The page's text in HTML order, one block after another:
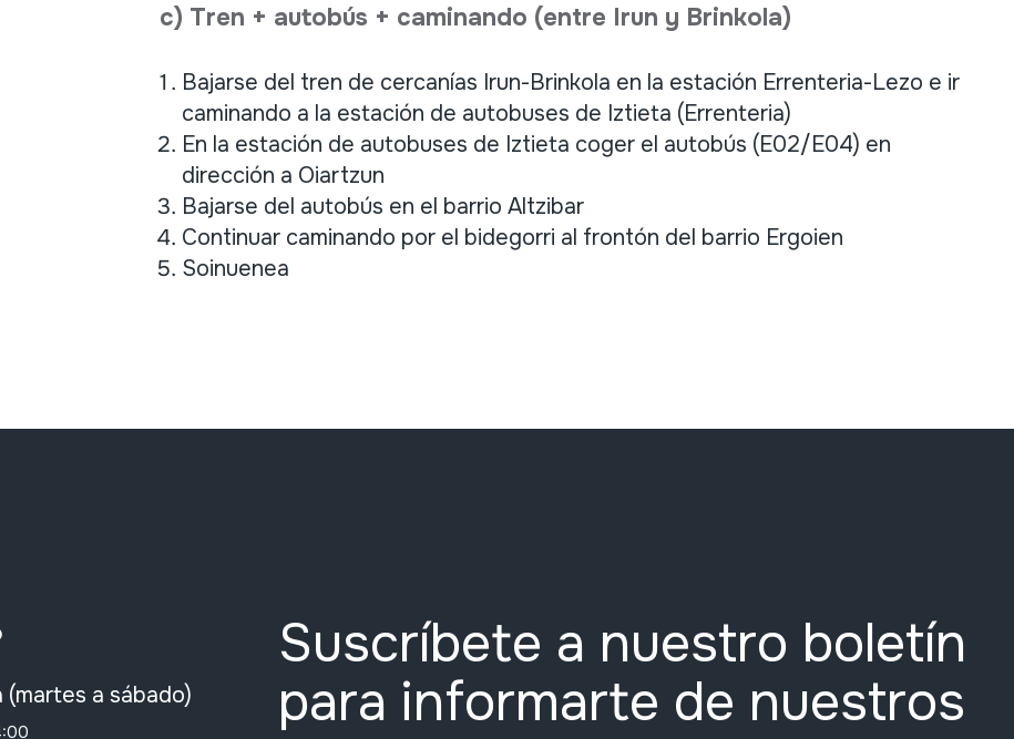
c) Tren + autobús + caminando (entre Irun y Brinkola)
Bajarse del tren de cercanías Irun-Brinkola en la estación Errenteria-Lezo e ir
caminando a la estación de autobuses de Iztieta (Errenteria)
En la estación de autobuses de Iztieta coger el autobús (E02/E04) en
dirección a Oiartzun
Bajarse del autobús en el barrio Altzibar
Continuar caminando por el bidegorri al frontón del barrio Ergoien
Soinuenea
(martes a sábado)
Suscríbete a nuestro boletín
para informarte de nuestros